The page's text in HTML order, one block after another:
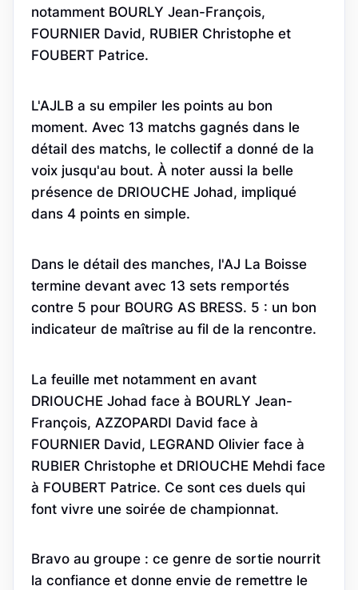
notamment BOURLY Jean-François,
FOURNIER David, RUBIER Christophe et
FOUBERT Patrice.
L'AJLB a su empiler les points au bon
moment. Avec 13 matchs gagnés dans le
détail des matchs, le collectif a donné de la
voix jusqu'au bout. À noter aussi la belle
présence de DRIOUCHE Johad, impliqué
dans 4 points en simple.
Dans le détail des manches, l'AJ La Boisse
termine devant avec 13 sets remportés
contre 5 pour BOURG AS BRESS. 5 : un bon
indicateur de maîtrise au fil de la rencontre.
La feuille met notamment en avant
DRIOUCHE Johad face à BOURLY Jean-
François, AZZOPARDI David face à
FOURNIER David, LEGRAND Olivier face à
RUBIER Christophe et DRIOUCHE Mehdi face
à FOUBERT Patrice. Ce sont ces duels qui
font vivre une soirée de championnat.
Bravo au groupe : ce genre de sortie nourrit
la confiance et donne envie de remettre le